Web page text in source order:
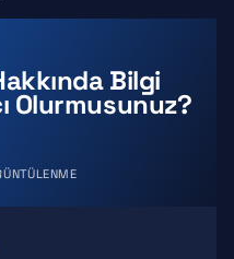
Bilgi
Olurmusunuz?